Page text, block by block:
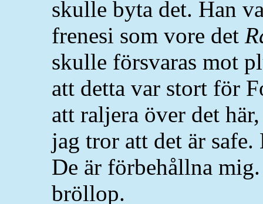
skulle byta det. Han
frenesi som vore det
skulle försvaras mot
att detta var stort för
att raljera över det
jag tror att det är
De är förbehållna
bröllop.